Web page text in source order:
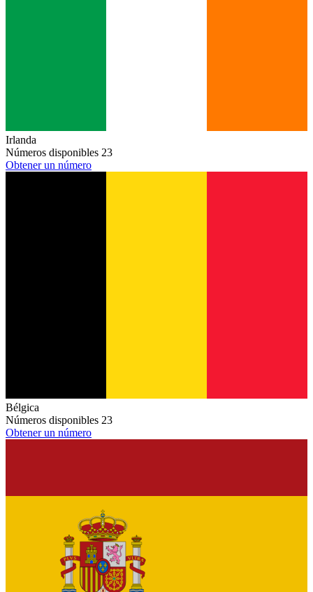
Irlanda
Números disponibles 23
Obtener un número
Bélgica
Números disponibles 23
Obtener un número